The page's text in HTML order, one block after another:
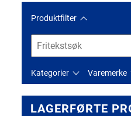
Produktfilter
Kategorier Varemerke
LAGERFØRTE